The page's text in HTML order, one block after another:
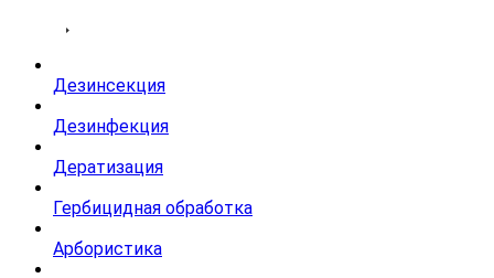
Дезинсекция
Дезинфекция
Дератизация
Гербицидная обработка
Арбористика